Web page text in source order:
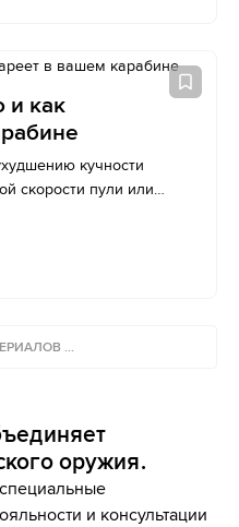
оружия.
и консультации
и как
кучности
скорости пули или
...